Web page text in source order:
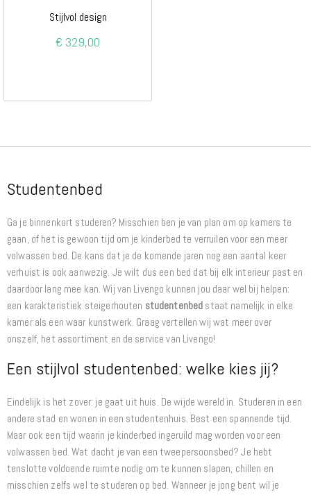
Stijlvol design
€ 329,00
Studentenbed
Ga je binnenkort studeren? Misschien ben je van plan om op kamers te
gaan, of het is gewoon tijd om je kinderbed te verruilen voor een meer
volwassen bed. De kans dat je de komende jaren nog een aantal keer
verhuist is ook aanwezig. Je wilt dus een bed dat bij elk interieur past en
daardoor lang mee kan. Wij van Livengo kunnen jou daar wel bij helpen:
een karakteristiek steigerhouten studentenbed staat namelijk in elke
kamer als een waar kunstwerk. Graag vertellen wij wat meer over
onszelf, het assortiment en de service van Livengo!
Een stijlvol studentenbed: welke kies jij?
Eindelijk is het zover: je gaat uit huis. De wijde wereld in. Studeren in een
andere stad en wonen in een studentenhuis. Best een spannende tijd.
Maar ook een tijd waarin je kinderbed ingeruild mag worden voor een
volwassen bed. Wat dacht je van een tweepersoonsbed? Je hebt
tenslotte voldoende ruimte nodig om te kunnen slapen, chillen en
misschien zelfs wel te studeren op bed. Wanneer je jong bent wil je